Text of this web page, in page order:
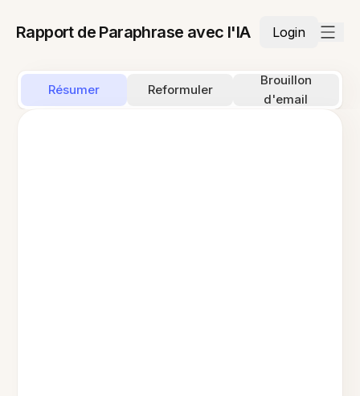
Rapport de Paraphrase avec l'IA Login
Résumer Reformuler
Brouillon
d'email